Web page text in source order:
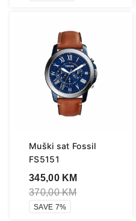
Muški sat Fossil
FS5151
345,00 KM
370,00KM
SAVE 7%